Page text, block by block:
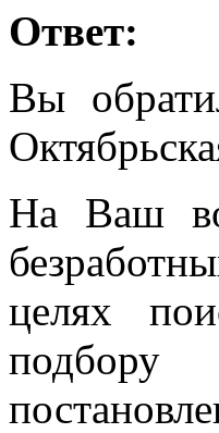
Ответ:
Вы
На Ваш
целях